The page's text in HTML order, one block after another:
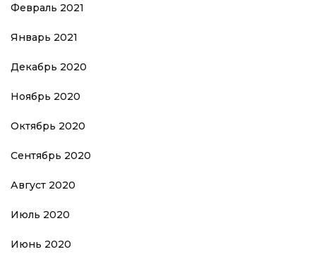
Февраль 2021
Январь 2021
Декабрь 2020
Ноябрь 2020
Октябрь 2020
Сентябрь 2020
Август 2020
Июль 2020
Июнь 2020